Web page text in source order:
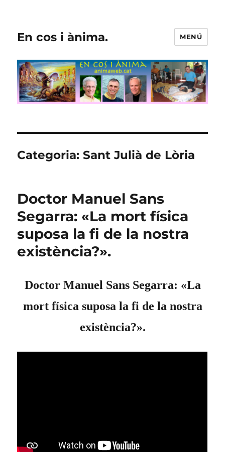
En cos i ànima. MENÚ
Categoria:Sant Julià de Lòria
Doctor Manuel Sans
Segarra: «La mort física
suposa la fi de la nostra
existència?».
Doctor Manuel Sans Segarra: «La
mort física suposa la fi de la nostra
existència?».